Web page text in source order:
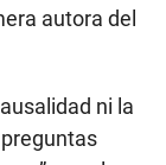
autora del
ni la